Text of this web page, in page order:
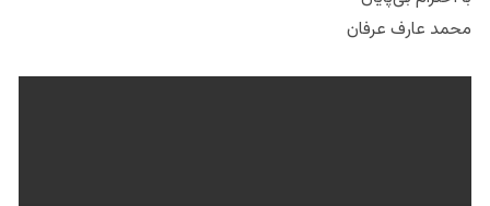
محمد عارف عرفان